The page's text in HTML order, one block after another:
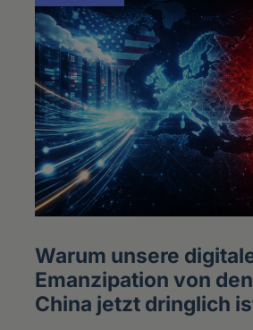
Warum unsere
Emanzipation von
China jetzt dringlich